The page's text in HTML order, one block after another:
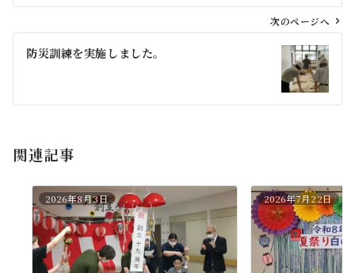
ン
次のページへ
防災訓練を実施しました。
関連記事
2026年8月3日 2026年7月22日